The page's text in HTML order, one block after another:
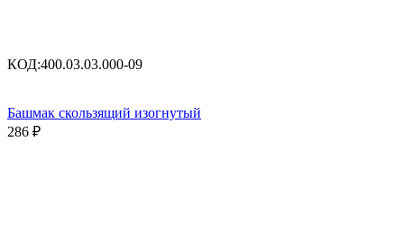
КОД:400.03.03.000-09
Башмак скользящий изогнутый
286 ₽